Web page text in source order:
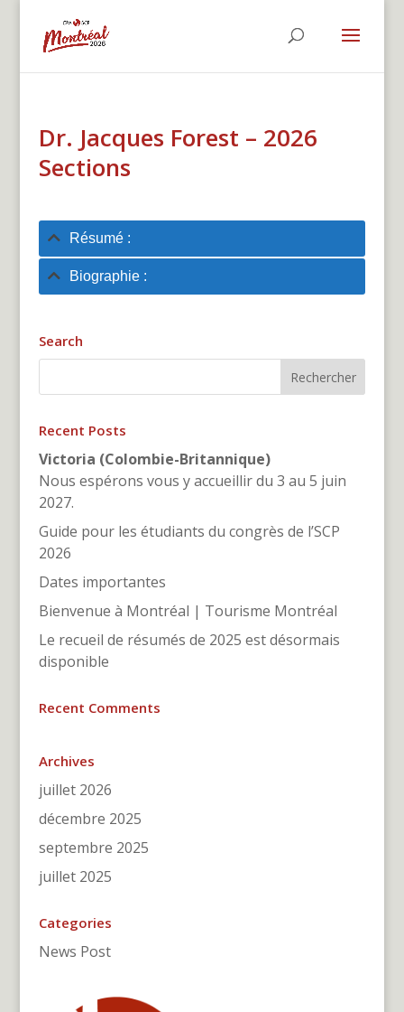
Dr. Jacques Forest – 2026
Sections
Résumé :
Biographie :
Search
Recent Posts
Victoria (Colombie-Britannique)
Nous espérons vous y accueillir du 3 au 5 juin
2027.
Guide pour les étudiants du congrès de l’SCP
2026
Dates importantes
Bienvenue à Montréal | Tourisme Montréal
Le recueil de résumés de 2025 est désormais
disponible
Recent Comments
Archives
juillet 2026
décembre 2025
septembre 2025
juillet 2025
Categories
News Post